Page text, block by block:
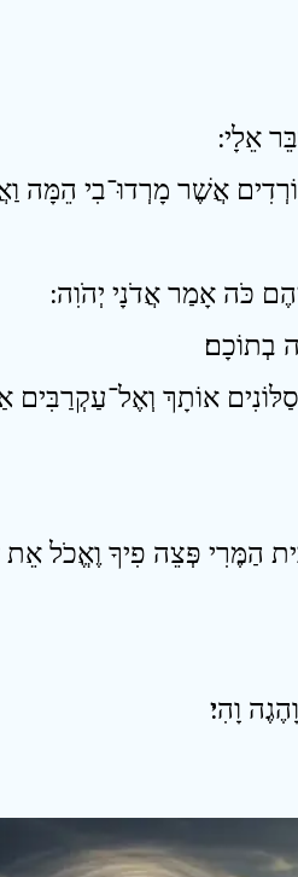
אֲשֶׁר מָרְדוּ־בִי הֵמָּה
אוֹתָךְ וְאֶל־עַקְרַבִּים
הַמֶּרִי פְּצֵה פִיךָ וֶאֱכֹל אֵת